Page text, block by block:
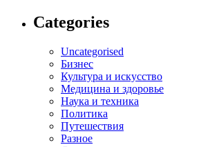
Categories
Uncategorised
Бизнес
Культура и искусство
Медицина и здоровье
Наука и техника
Политика
Путешествия
Разное